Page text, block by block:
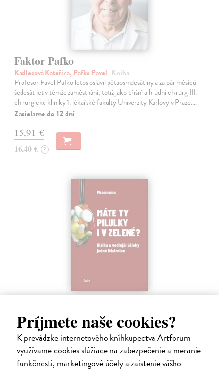
Príjmete naše cookies?
K prevádzke internetového kníhkupectva Artforum
využívame cookies slúžiace na zabezpečenie a meranie
funkčnosti, marketingové účely a zaistenie vášho
Faktor Pafko
Kadlecová Kateřina, Pafko Pavel | Kniha
Profesor Pavel Pafko letos oslavil pětaosmdesátiny a za pár měsíců
šedesát let v témže zaměstnání, totiž jako břišní a hrudní chirurg III.
chirurgické kliniky 1. lékařské fakulty Univerzity Karlovy v Praze.…
Zasielame do 12 dní
15,91 €
16,40 € ?
Pharma| Kniha
Mysleli jste si, že lékárna je nudné místo? Ale kdepak, i pilulky se
mohou snadno změnit ve stand-up komedii.
Zasielame do 12 dní
16,01 €